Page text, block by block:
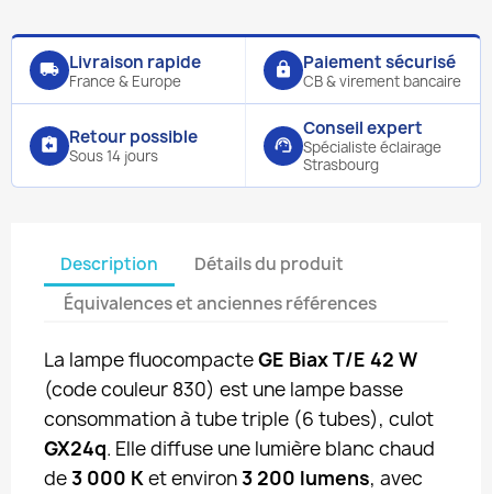
local_shipping Livraison rapide
France & Europe
lock Paiement sécurisé
CB & virement bancaire
assignment_return Retour possible
Sous 14 jours
support_agent
Conseil expert
Spécialiste éclairage
Strasbourg
Description
Détails du produit
Équivalences et anciennes références
La lampe fluocompacteGE Biax T/E 42 W
(code couleur 830) est une lampe basse
consommation à tube triple (6 tubes), culot
GX24q. Elle diffuse une lumière blanc chaud
de3 000 Ket environ3 200 lumens, avec